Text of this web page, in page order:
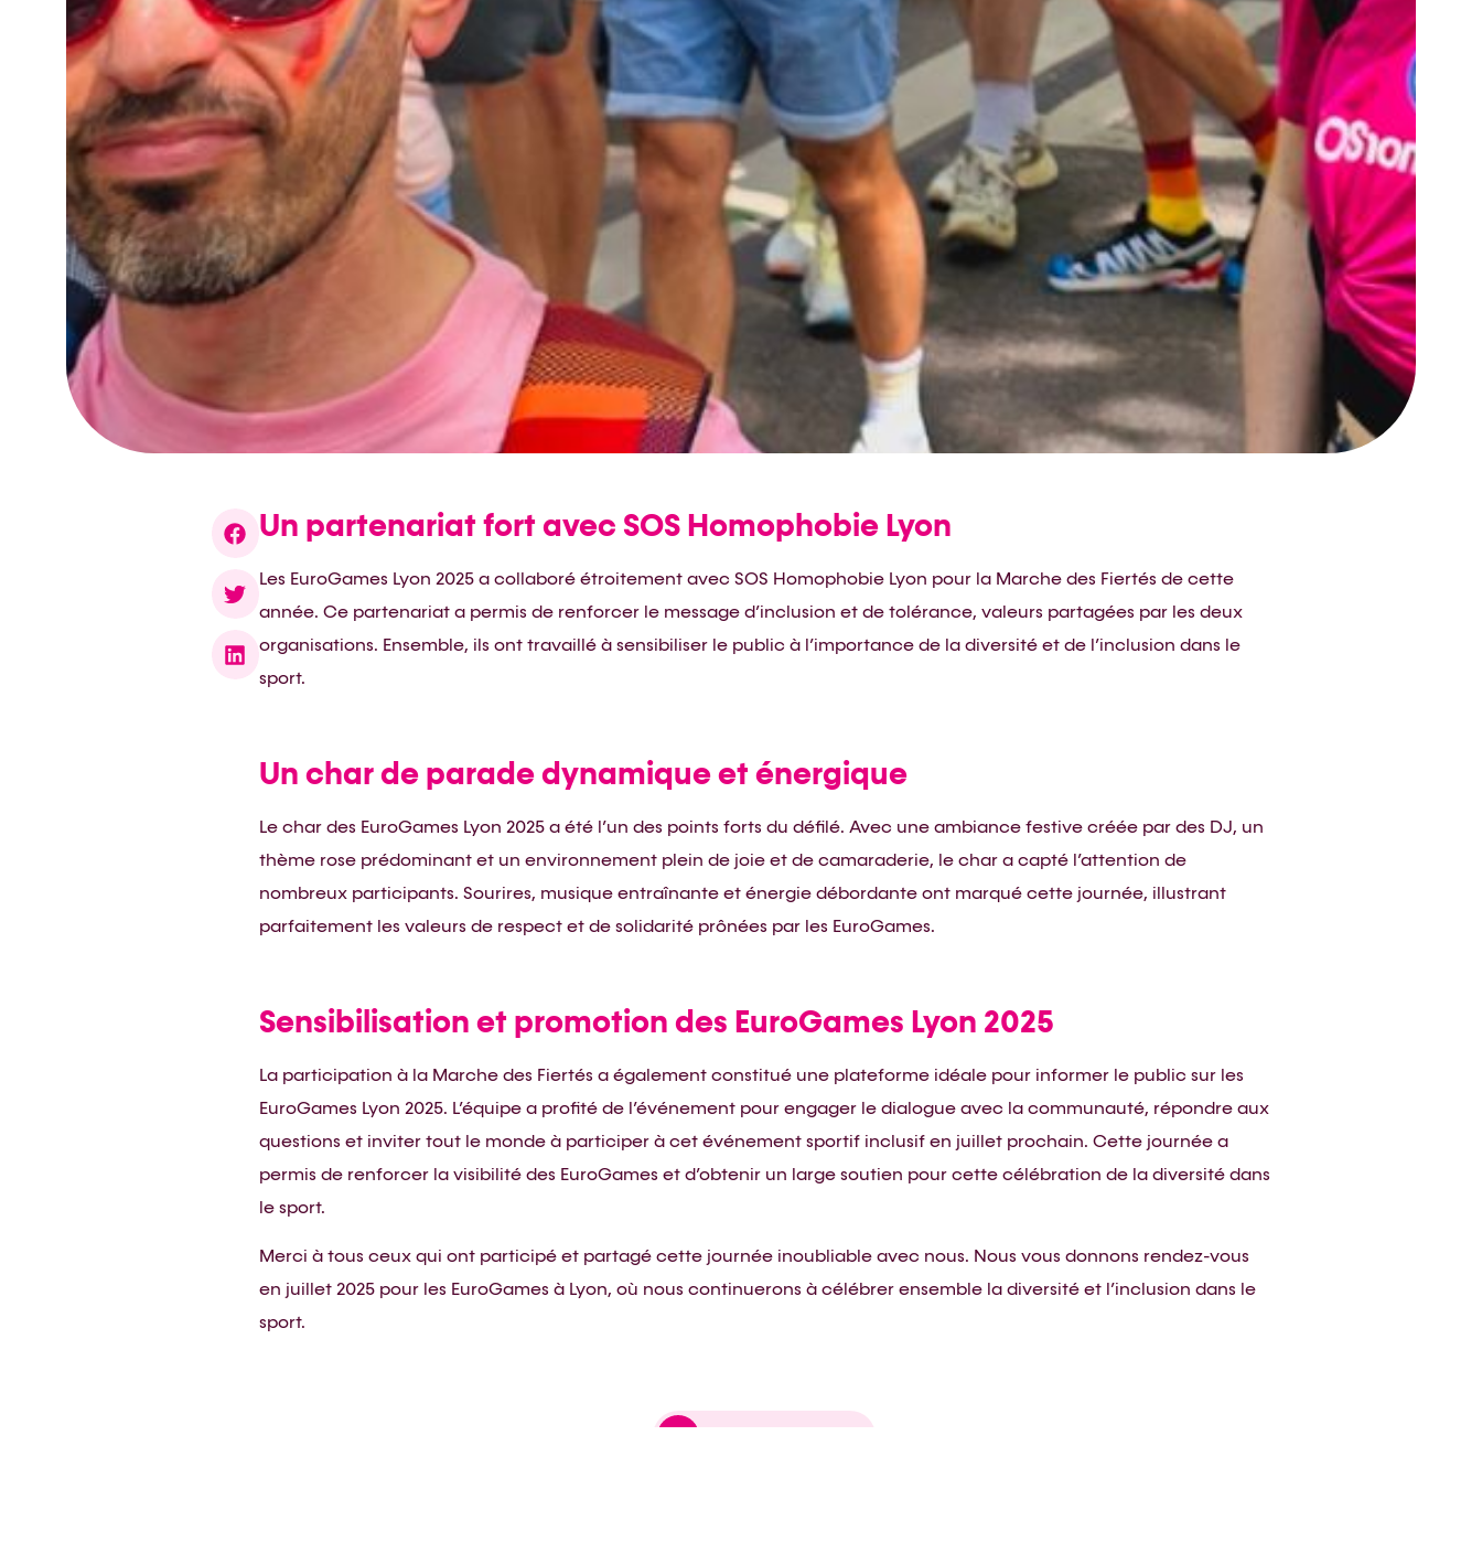
Un partenariat fort avec SOS Homophobie Lyon
Les EuroGames Lyon 2025 a collaboré étroitement avec SOS Homophobie Lyon pour la Marche des Fiertés de cette
année. Ce partenariat a permis de renforcer le message d’inclusion et de tolérance, valeurs partagées par les deux
organisations. Ensemble, ils ont travaillé à sensibiliser le public à l’importance de la diversité et de l’inclusion dans le
sport.
Un char de parade dynamique et énergique
Le char des EuroGames Lyon 2025 a été l’un des points forts du défilé. Avec une ambiance festive créée par des DJ, un
thème rose prédominant et un environnement plein de joie et de camaraderie, le char a capté l’attention de
nombreux participants. Sourires, musique entraînante et énergie débordante ont marqué cette journée, illustrant
parfaitement les valeurs de respect et de solidarité prônées par les EuroGames.
Sensibilisation et promotion des EuroGames Lyon 2025
La participation à la Marche des Fiertés a également constitué une plateforme idéale pour informer le public sur les
EuroGames Lyon 2025. L’équipe a profité de l’événement pour engager le dialogue avec la communauté, répondre aux
questions et inviter tout le monde à participer à cet événement sportif inclusif en juillet prochain. Cette journée a
permis de renforcer la visibilité des EuroGames et d’obtenir un large soutien pour cette célébration de la diversité dans
le sport.
Merci à tous ceux qui ont participé et partagé cette journée inoubliable avec nous. Nous vous donnons rendez-vous
en juillet 2025 pour les EuroGames à Lyon, où nous continuerons à célébrer ensemble la diversité et l’inclusion dans le
sport.